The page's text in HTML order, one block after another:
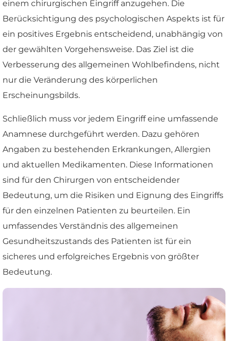
einem chirurgischen Eingriff anzugehen. Die
Berücksichtigung des psychologischen Aspekts ist für
ein positives Ergebnis entscheidend, unabhängig von
der gewählten Vorgehensweise. Das Ziel ist die
Verbesserung des allgemeinen Wohlbefindens, nicht
nur die Veränderung des körperlichen
Erscheinungsbilds.
Schließlich muss vor jedem Eingriff eine umfassende
Anamnese durchgeführt werden. Dazu gehören
Angaben zu bestehenden Erkrankungen, Allergien
und aktuellen Medikamenten. Diese Informationen
sind für den Chirurgen von entscheidender
Bedeutung, um die Risiken und Eignung des Eingriffs
für den einzelnen Patienten zu beurteilen. Ein
umfassendes Verständnis des allgemeinen
Gesundheitszustands des Patienten ist für ein
sicheres und erfolgreiches Ergebnis von größter
Bedeutung.